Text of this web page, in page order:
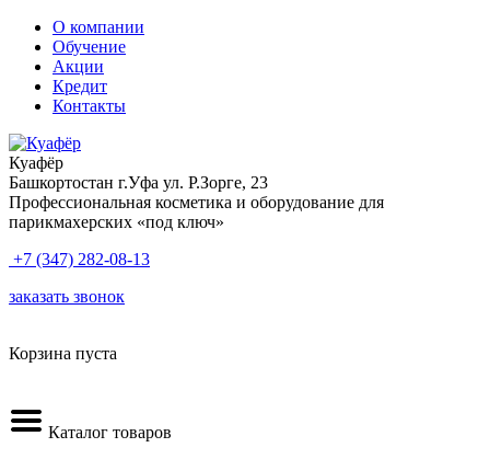
О компании
Обучение
Акции
Кредит
Контакты
Куафёр
Башкортостан г.Уфа ул. Р.Зорге, 23
Профессиональная косметика и оборудование для
парикмахерских «под ключ»
+7 (347) 282-08-13
заказать звонок
Корзина пуста
Каталог товаров